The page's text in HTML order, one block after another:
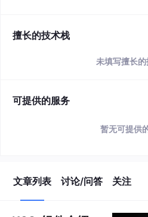
擅长的技术栈
未填写擅长
可提供的服务
暂无可提供
文章列表 讨论/问答 关注